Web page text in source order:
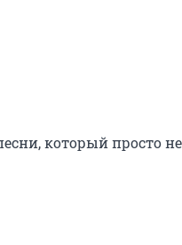
который просто